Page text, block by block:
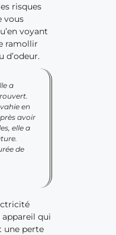
risques
vous
voyant
ramollir
d’odeur.
a
en
avoir
elle a
de
qui
une perte